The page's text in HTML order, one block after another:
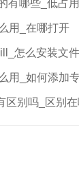
些_低占用的电
用_在哪打开
怎么安装文件
用_如何添加
区别吗_区别在